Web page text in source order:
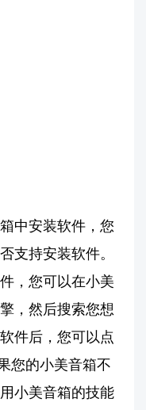
中安装软件，您
支持安装软件。
，您可以在小美
，然后搜索您想
件后，您可以点
您的小美音箱不
小美音箱的技能